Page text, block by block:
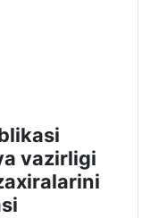
vazirligi